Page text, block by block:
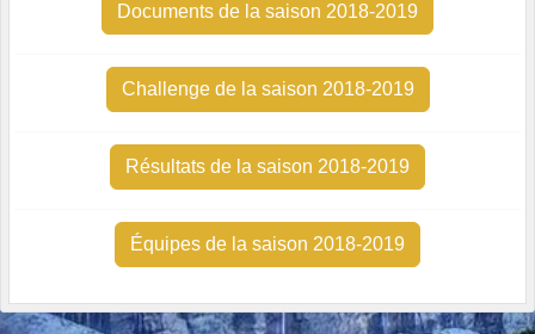
Documents de la saison 2018-2019
Challenge de la saison 2018-2019
Résultats de la saison 2018-2019
Équipes de la saison 2018-2019